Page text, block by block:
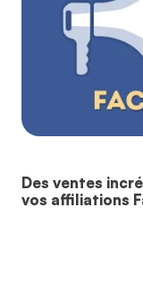
Des ventes
vos affiliations